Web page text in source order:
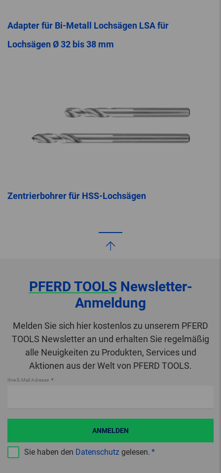
Adapter für Bi-Metall Lochsägen LSA für
Lochsägen Ø 32 bis 38 mm
Zentrierbohrer für HSS-Lochsägen
PFERD TOOLSNewsletter-
Anmeldung
Melden Sie sich hier kostenlos zu unserem PFERD
TOOLS Newsletter an und erhalten Sie regelmäßig
alle Neuigkeiten zu Produkten, Services und
Aktionen aus der Welt von PFERD TOOLS.
Ihre E-Mail Adresse
Sie haben den Datenschutz gelesen.
ANMELDEN